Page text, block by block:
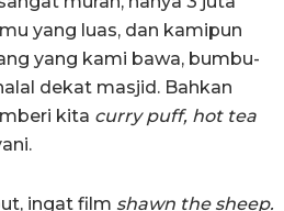
yang luas, dan kamipun
yang kami bawa, bumbu-
dekat masjid. Bahkan
kita curry puff, hot tea
ingat film shawn the sheep.